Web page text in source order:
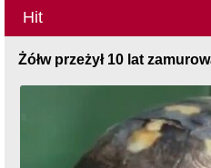
Hit
Żółw przeżył 10 lat